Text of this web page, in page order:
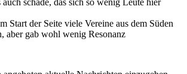
Start der Seite viele Vereine aus dem Süden
aber gab wohl wenig Resonanz